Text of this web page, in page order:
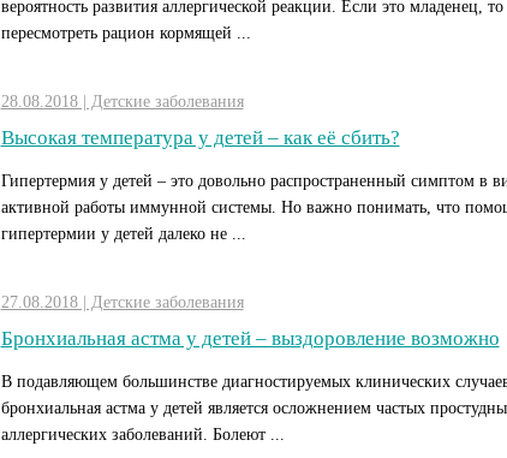
вероятность развития аллергической реакции. Если это младенец,
пересмотреть рацион кормящей ...
28.08.2018 | Детские заболевания
Высокая температура у детей – как её сбить?
Гипертермия у детей – это довольно распространенный симптом в
активной работы иммунной системы. Но важно понимать, что
гипертермии у детей далеко не ...
27.08.2018 | Детские заболевания
Бронхиальная астма у детей – выздоровление возможно
В подавляющем большинстве диагностируемых клинических
бронхиальная астма у детей является осложнением частых
аллергических заболеваний. Болеют ...